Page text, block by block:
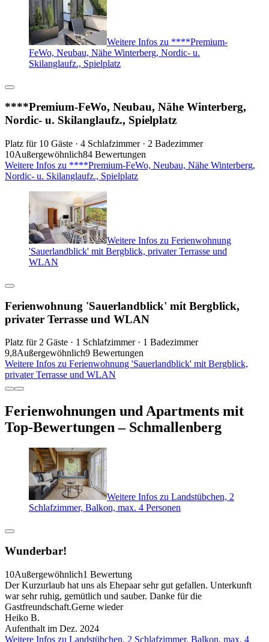
Weitere Infos zu ****Premium-
FeWo, Neubau, Nähe Winterberg, Nordic- u.
Skilanglaufz., Spielplatz
****Premium-FeWo, Neubau, Nähe Winterberg,
Nordic- u. Skilanglaufz., Spielplatz
Platz für 10 Gäste · 4 Schlafzimmer · 2 Badezimmer
10Außergewöhnlich84 Bewertungen
Weitere Infos zu ****Premium-FeWo, Neubau, Nähe Winterberg,
Nordic- u. Skilanglaufz., Spielplatz
Weitere Infos zu Ferienwohnung
'Sauerlandblick' mit Bergblick, privater Terrasse und
WLAN
Ferienwohnung 'Sauerlandblick' mit Bergblick,
privater Terrasse und WLAN
Platz für 2 Gäste · 1 Schlafzimmer · 1 Badezimmer
9,8Außergewöhnlich9 Bewertungen
Weitere Infos zu Ferienwohnung 'Sauerlandblick' mit Bergblick,
privater Terrasse und WLAN
Ferienwohnungen und Apartments mit
Top-Bewertungen – Schmallenberg
Weitere Infos zu Landstübchen, 2
Schlafzimmer, Balkon, max. 4 Personen
Wunderbar!
10Außergewöhnlich1 Bewertung
Der Kurzurlaub hat uns als Ehepaar sehr gut gefallen. Unterkunft
war sehr ruhig, gemütlich und sauber. Danke für die
Gastfreundschaft.Gerne wieder
Heiko B.
Aufenthalt im Dez. 2024
Weitere Infos zu Landstübchen, 2 Schlafzimmer, Balkon, max. 4